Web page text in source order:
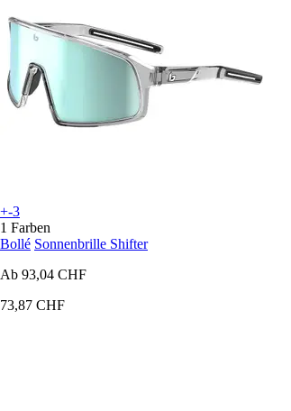
+-3
1 Farben
Bollé Sonnenbrille Shifter
Ab 93,04 CHF
73,87 CHF